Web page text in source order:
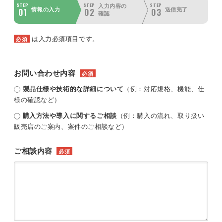
STEP
01 情報の入力
STEP
02
入力内容の
確認
STEP
03 送信完了
必須 は入力必須項目です。
お問い合わせ内容 必須
製品仕様や技術的な詳細について （例：対応規格、機能、仕
様の確認など）
購入方法や導入に関するご相談 （例：購入の流れ、取り扱い
販売店のご案内、案件のご相談など）
ご相談内容 必須